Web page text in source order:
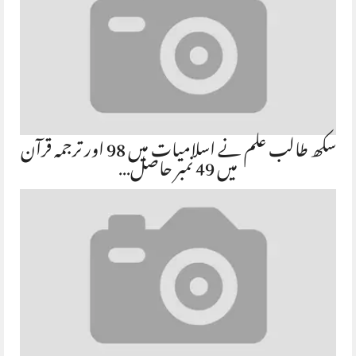
سکھ طالب علم نے اسلامیات میں 98 اور ترجمہ قرآن میں 49 نمبر حاصل…